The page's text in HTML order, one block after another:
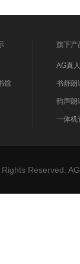
馆
旗下产
AG真
书舒朗
韵声朗
一体机
Reserved.